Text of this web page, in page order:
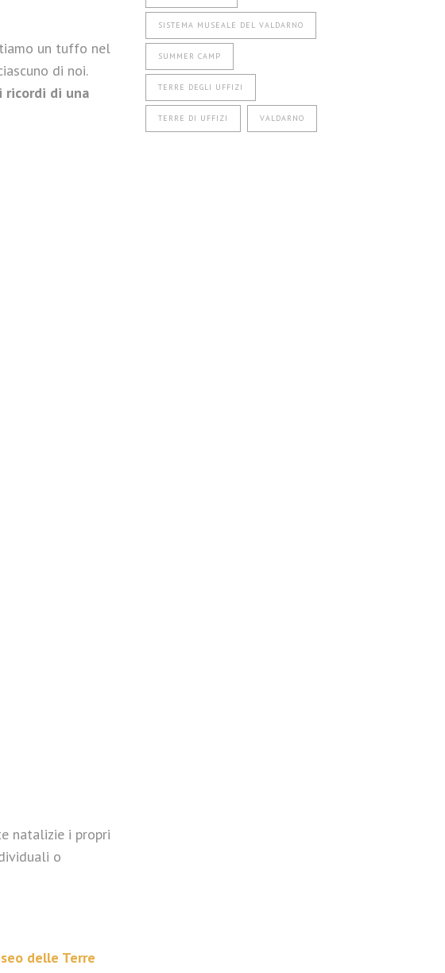
un tuffo nel
di noi.
ricordi di una
natalizie i propri
o
delle Terre
SISTEMA MUSEALE DEL VALDARNO
SUMMER CAMP
TERRE DEGLI UFFIZI
TERRE DI UFFIZI VALDARNO